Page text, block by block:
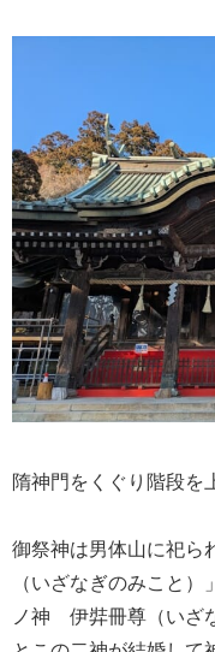
隋神門をくぐり階段を
御祭神は男体山に祀
（いざなぎのみこと
ノ神 伊弉冊尊（いざ